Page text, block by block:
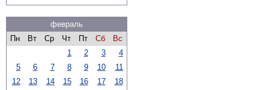
февраль
Пн
Вт Ср Чт Пт Сб
Вс
1
2 3
4
5
6 7 8 9 10
11
12
13 14 15 16 17
18